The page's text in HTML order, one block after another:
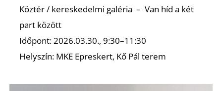
Köztér / kereskedelmi galéria – Van híd a két
part között
Időpont: 2026.03.30., 9:30–11:30
Helyszín: MKE Epreskert, Kő Pál terem